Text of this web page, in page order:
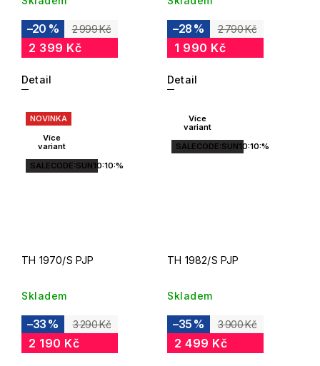
2 999 Kč
–20 %
2 399 Kč
Detail
2 790 Kč
–28 %
1 990 Kč
Detail
NOVINKA
Více
variant
SALECODE:SUN10:10:%
TH 1970/S PJP
Skladem
3 290 Kč
–33 %
2 190 Kč
Více
variant
SALECODE:SUN10:10:%
TH 1982/S PJP
Skladem
3 900 Kč
–35 %
2 499 Kč